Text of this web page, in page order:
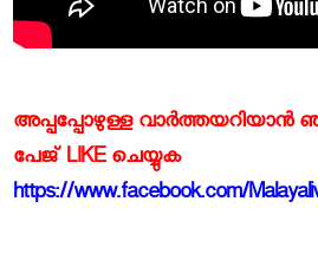
അപ്പപ്പോഴുള്ള
പേജ് LIKE ചെയ്യുക
https://www.facebook.com/